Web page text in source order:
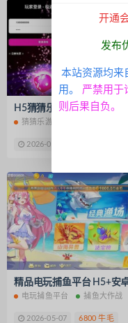
钻
H5猜猜乐游戏完整全套源码
猜猜乐游戏
2026-06-03
电玩捕鱼平台 捕鱼大作战
2026-05-07 6800 牛毛
开通
发布
本站资源均来
用。
严禁用于
则后果自负。